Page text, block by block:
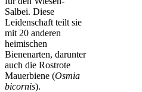
Salbei. Diese
Leidenschaft teilt sie
mit 20 anderen
heimischen
Bienenarten, darunter
auch die Rostrote
Mauerbiene (Osmia
bicornis).